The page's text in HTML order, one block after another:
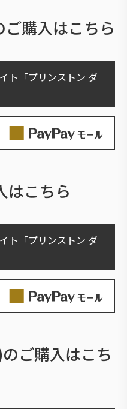
購入はこちら
ト「プリンストン ダ
はこちら
ト「プリンストン ダ
ご購入はこち